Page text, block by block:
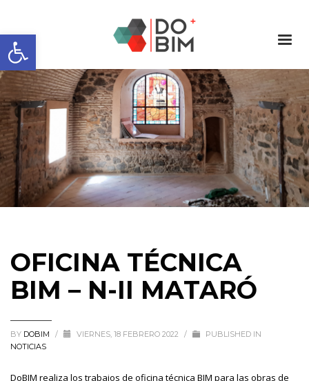
Abrir barra de herramientas
OFICINA TÉCNICA
BIM – N-II MATARÓ
BY DOBIM / VIERNES, 18 FEBRERO 2022 /
PUBLISHED IN
NOTICIAS
DoBIM realiza los trabajos de oficina técnica BIM para las obras de